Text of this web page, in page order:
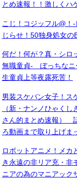
とめ速報！！激しくハ
こじ！コジッフル@！
じらせ！50独身処女
何だ！何が？真・シ
無職童貞- ぼっちなニ
生童貞上等夜露死苦！
男装スケバン女子！ス
（新・ナンノひゃく
さん的まとめ速報）
ろ動画まで取り上げま
ロボットアニメ！メカ
き永遠の非リア充・非
ニアの為のマニアック